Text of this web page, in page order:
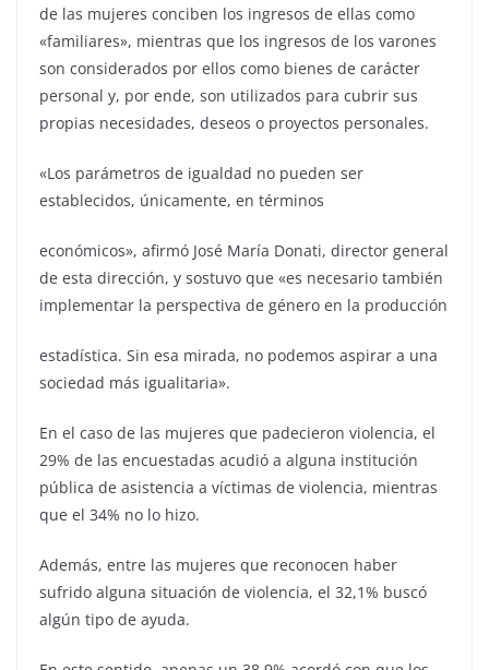
de las mujeres conciben los ingresos de ellas como
«familiares», mientras que los ingresos de los varones
son considerados por ellos como bienes de carácter
personal y, por ende, son utilizados para cubrir sus
propias necesidades, deseos o proyectos personales.
«Los parámetros de igualdad no pueden ser
establecidos, únicamente, en términos
económicos», afirmó José María Donati, director general
de esta dirección, y sostuvo que «es necesario también
implementar la perspectiva de género en la producción
estadística. Sin esa mirada, no podemos aspirar a una
sociedad más igualitaria».
En el caso de las mujeres que padecieron violencia, el
29% de las encuestadas acudió a alguna institución
pública de asistencia a víctimas de violencia, mientras
que el 34% no lo hizo.
Además, entre las mujeres que reconocen haber
sufrido alguna situación de violencia, el 32,1% buscó
algún tipo de ayuda.